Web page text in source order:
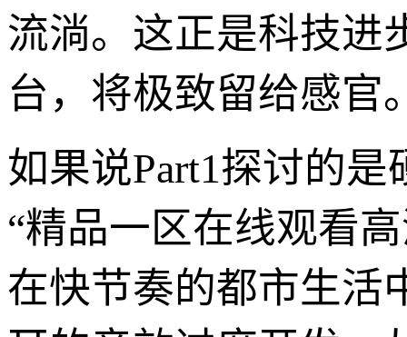
流淌。这正是科技进
台，将极致留给感官
如果说Part1探讨的
“精品一区在线观看
在快节奏的都市生活